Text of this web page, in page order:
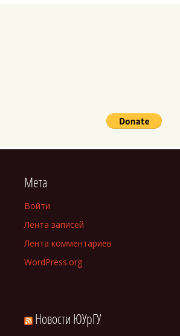
Мета
Войти
Лента записей
Лента комментариев
WordPress.org
Новости ЮУрГУ